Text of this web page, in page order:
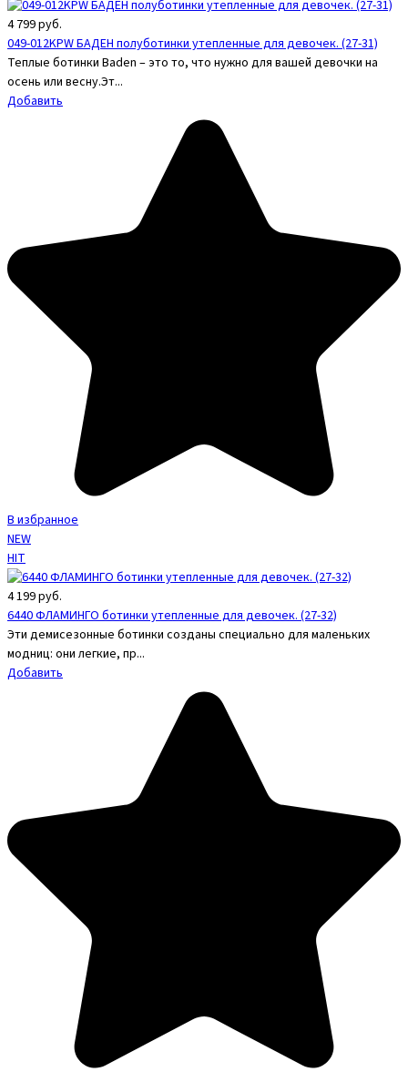
4 799руб.
049-012KPW БАДЕН полуботинки утепленные для девочек. (27-31)
Теплые ботинки Baden – это то, что нужно для вашей девочки на
осень или весну.Эт...
Добавить
В избранное
NEW
HIT
4 199руб.
6440 ФЛАМИНГО ботинки утепленные для девочек. (27-32)
Эти демисезонные ботинки созданы специально для маленьких
модниц: они легкие, пр...
Добавить